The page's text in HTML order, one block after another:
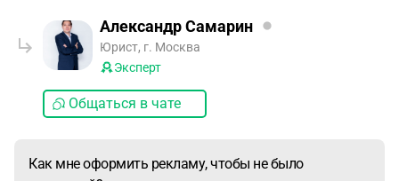
Александр Самарин
Юрист, г. Москва
Эксперт
Общаться в чате
Как мне оформить рекламу, чтобы не было